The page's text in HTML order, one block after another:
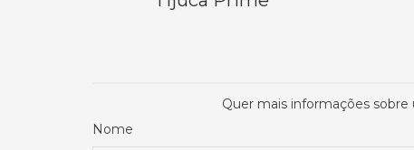
Quer mais informações
Nome